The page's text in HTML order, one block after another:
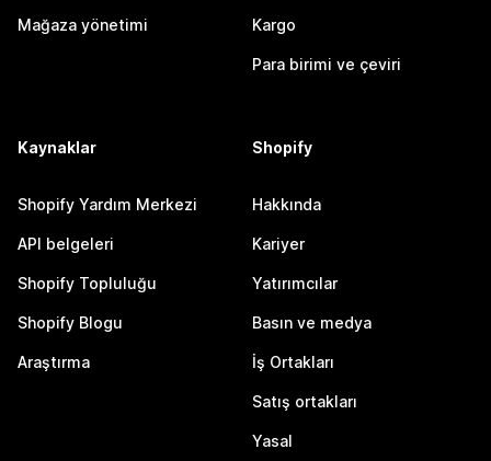
Mağaza yönetimi Kargo
Para birimi ve çeviri
Kaynaklar
Shopify Yardım Merkezi
API belgeleri
Shopify Topluluğu
Shopify Blogu
Araştırma
Shopify
Hakkında
Kariyer
Yatırımcılar
Basın ve medya
İş Ortakları
Satış ortakları
Yasal